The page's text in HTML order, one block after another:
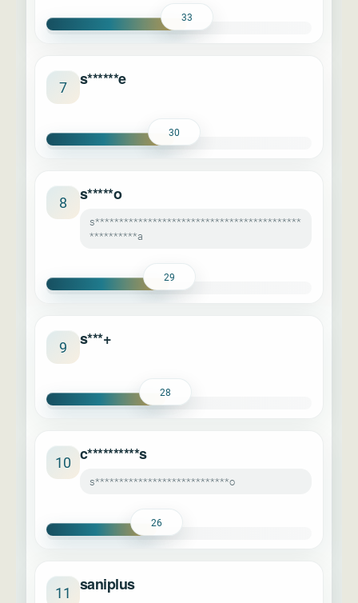
33
7 s******e
30
8 s*****o
s*******************************************
**********a
29
9 s***+
28
10 c**********s
s****************************o
26
11 saniplus